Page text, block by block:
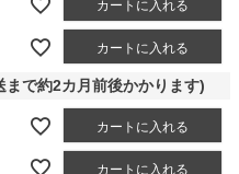
カートに入れる
カートに入れる
で約2カ月前後かかります)
カートに入れる
カートに入れる